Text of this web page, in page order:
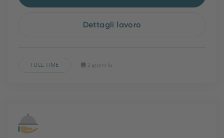
Dettagli lavoro
FULL TIME 2 giorni fa